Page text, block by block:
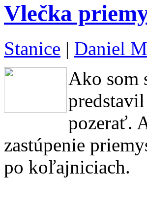
Vlečka
Stanice | Daniel
Ako som
pozerať.
zastúpenie
po koľajniciach.